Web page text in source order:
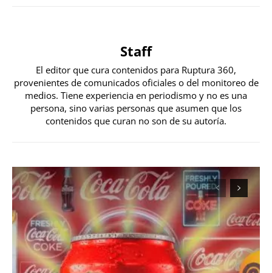
Staff
El editor que cura contenidos para Ruptura 360,
provenientes de comunicados oficiales o del monitoreo de
medios. Tiene experiencia en periodismo y no es una
persona, sino varias personas que asumen que los
contenidos que curan no son de su autoría.